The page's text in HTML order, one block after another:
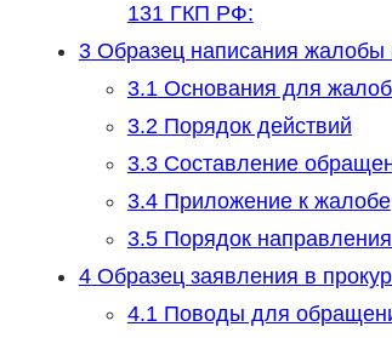
131 ГКП РФ:
3Образец написания жалобы
3.1Основания для
3.2Порядок действий
3.3Составление
3.4Приложение к жалобе
3.5Порядок
4Образец заявления в
4.1Поводы для